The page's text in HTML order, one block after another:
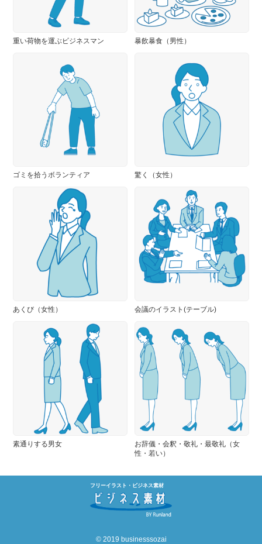
重い荷物を運ぶビジネスマン 暴飲暴食（男性）
ゴミを拾うボランティア 驚く（女性）
あくび（女性） 会議のイラスト(テーブル)
素通りする男女
お辞儀・会釈・敬礼・最敬礼（女
性・若い）
フリーイラスト・ビジネス素材
© 2019 businesssozai